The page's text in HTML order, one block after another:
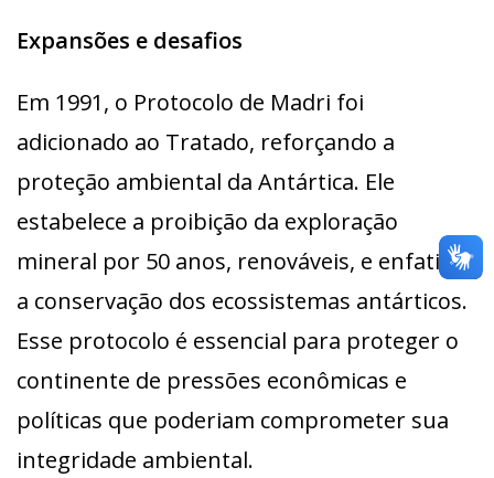
Expansões e desafios
Em 1991, o Protocolo de Madri foi
adicionado ao Tratado, reforçando a
proteção ambiental da Antártica. Ele
estabelece a proibição da exploração
mineral por 50 anos, renováveis, e enfatiza
a conservação dos ecossistemas antárticos.
Esse protocolo é essencial para proteger o
continente de pressões econômicas e
políticas que poderiam comprometer sua
integridade ambiental.